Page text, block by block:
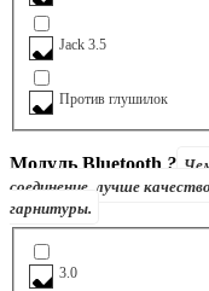
Jack 3.5
Против глушилок
Модуль Bluetooth ?
соединение, лучше
гарнитуры.
3.0